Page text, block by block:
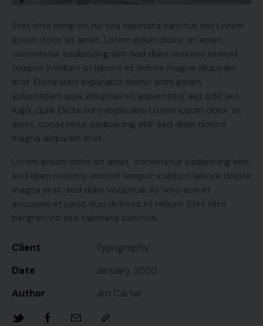
Stet clita bergren, no sea takimata sanctus est Lorem
ipsum dolor sit amet. Lorem ipsum dolor sit amet,
consetetur sadipscing elitr sed diam nonumy eirmod
tempor invidunt ut labore et dolore magna aliquyam
erat. Dicta sunt explicabo. Nemo enim ipsam
voluptatem quia voluptas sit aspernatur aut odit aut
fugit, quia. Dicta sunt explicabo Lorem ipsum dolor sit
amet, consetetur sadipscing elitr sed diam dolore
magna aliquyam erat.
Lorem ipsum dolor sit amet, consetetur sadipscing elitr,
sed diam nonumy eirmod tempor invidunt labore dolore
magna erat, sed diam voluptua. At vero eos et
accusam et justo duo dolores et rebum. Stet clita
bergren, no sea takimata sanctus.
Client
Typography
Date
January, 2020
Author
Jim Carter